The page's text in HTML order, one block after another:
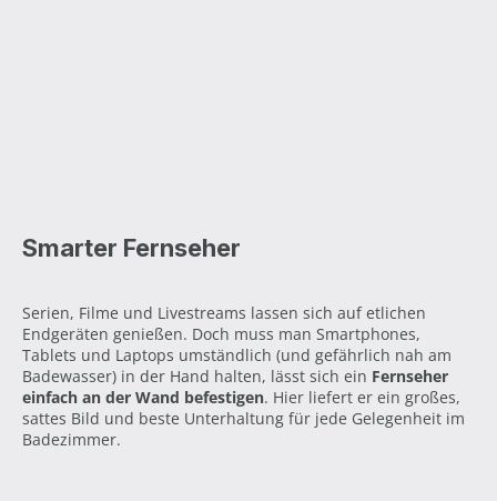
Smarter Fernseher
Serien, Filme und Livestreams lassen sich auf etlichen
Endgeräten genießen. Doch muss man Smartphones,
Tablets und Laptops umständlich (und gefährlich nah am
Badewasser) in der Hand halten, lässt sich ein Fernseher
einfach an der Wand befestigen. Hier liefert er ein großes,
sattes Bild und beste Unterhaltung für jede Gelegenheit im
Badezimmer.